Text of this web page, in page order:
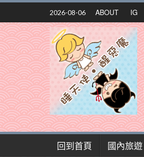
Skip
content
2026-08-06 ABOUT IG
回到首頁 國內旅遊